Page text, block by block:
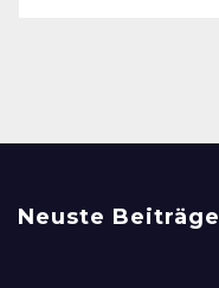
Neuste Beiträge